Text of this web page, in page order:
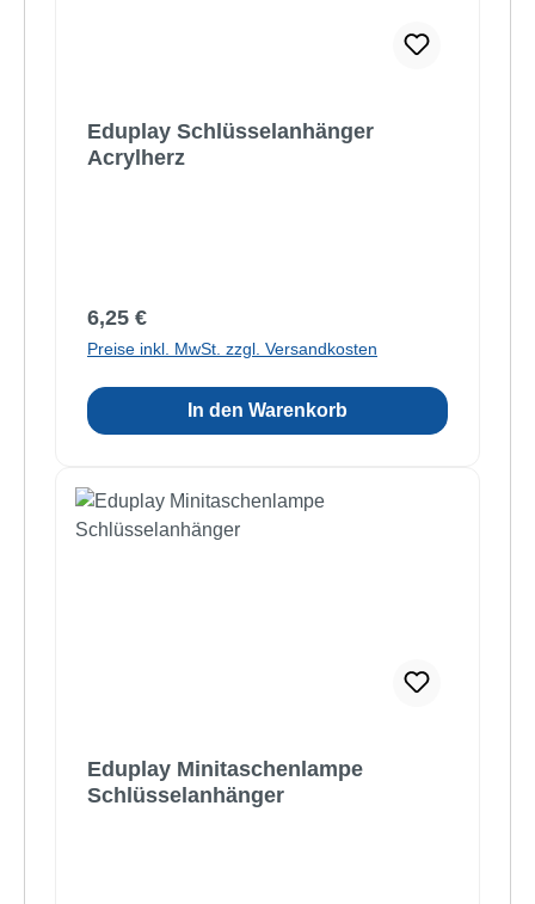
Eduplay Schlüsselanhänger
Acrylherz
Regulärer Preis:
6,25 €
Preise inkl. MwSt. zzgl. Versandkosten
In den Warenkorb
Eduplay Minitaschenlampe
Schlüsselanhänger